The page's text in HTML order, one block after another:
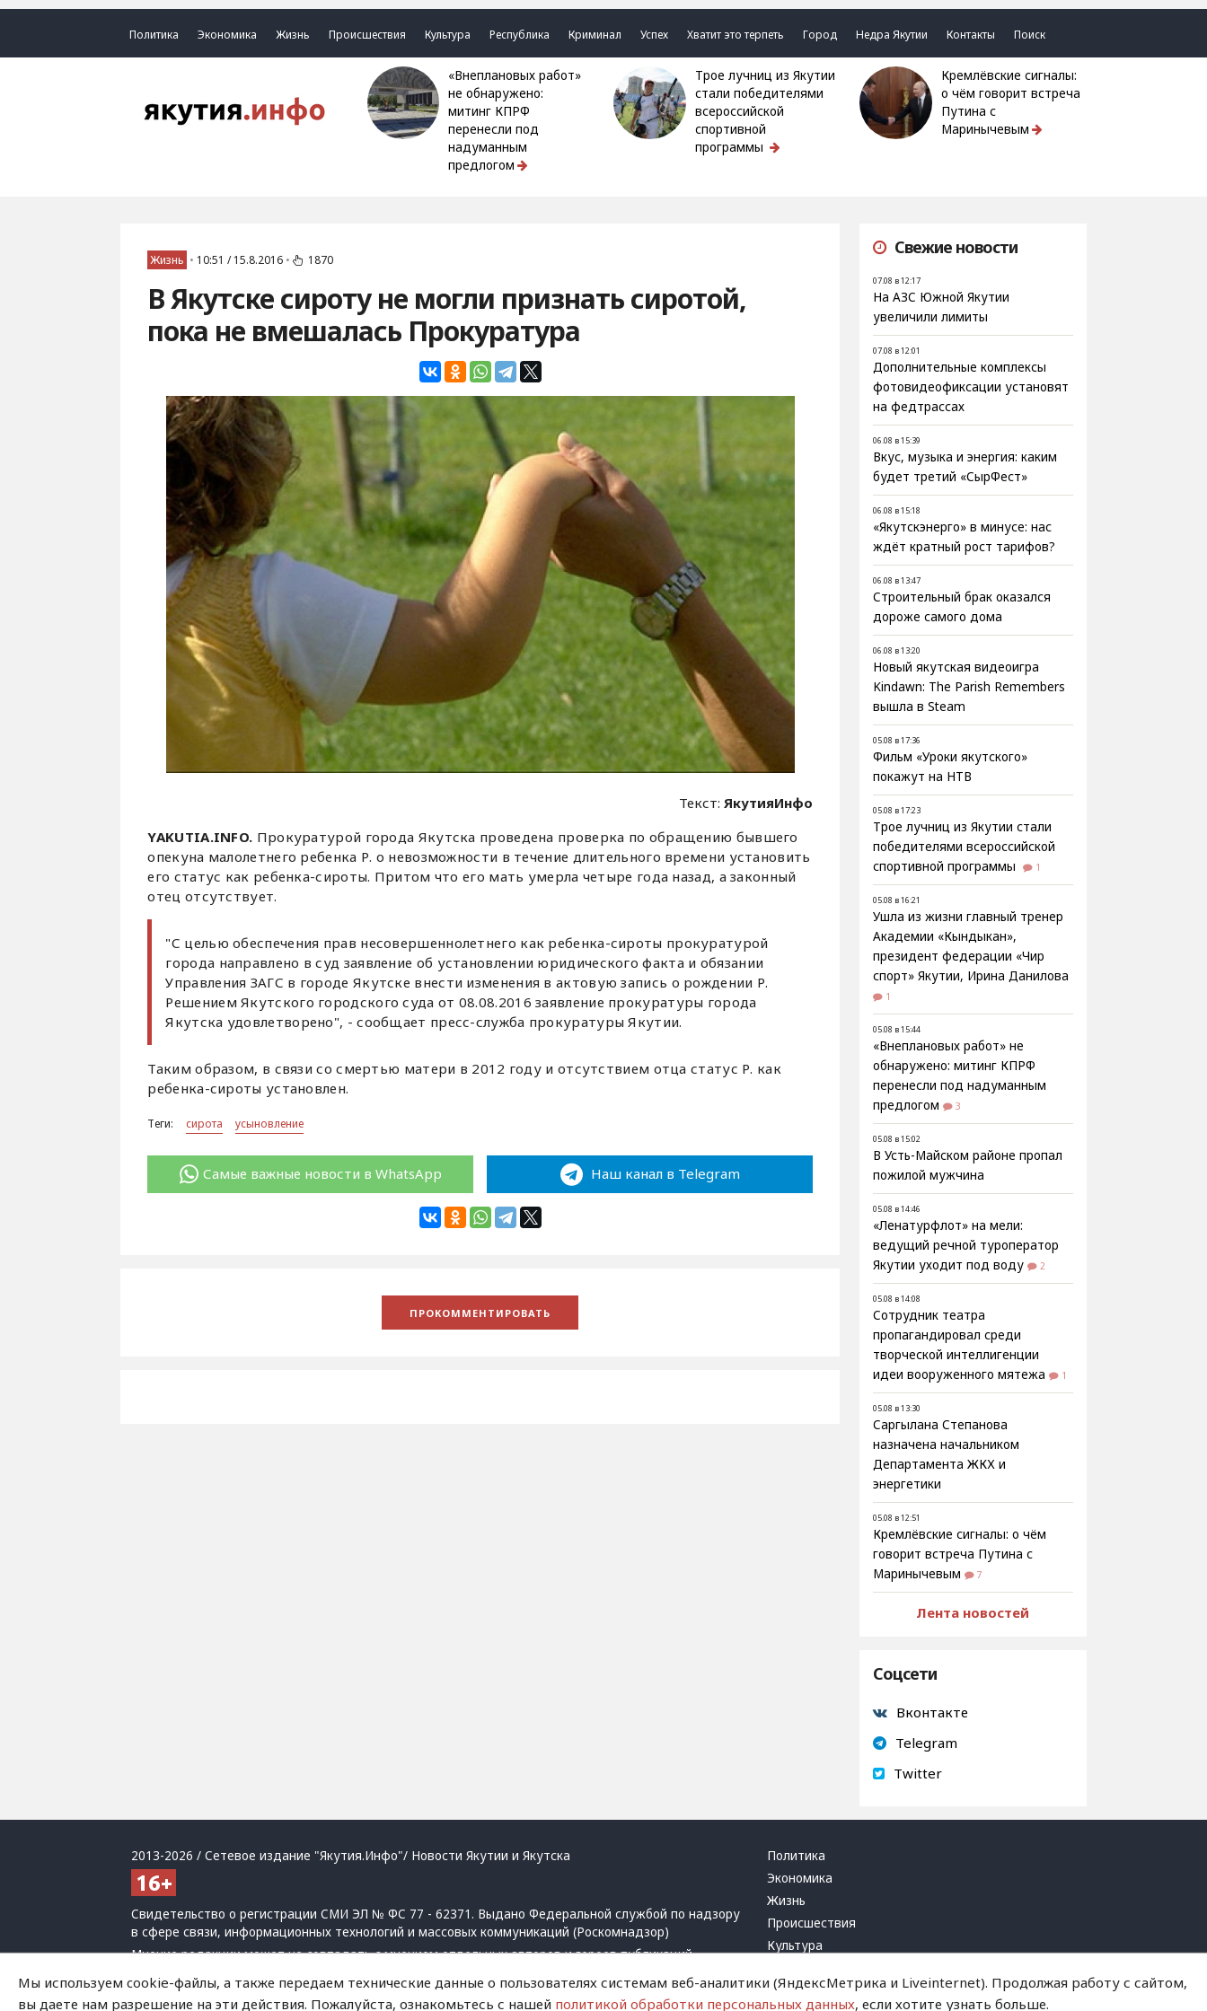
Политика Экономика Жизнь Происшествия Культура Республика Криминал Успех Хватит это терпеть Город Недра Якутии Контакты Поиск
«Внеплановых работ»
не обнаружено:
митинг КПРФ
перенесли под
надуманным
предлогом
Трое лучниц из Якутии
стали победителями
всероссийской
спортивной
программы
Кремлёвские сигналы:
о чём говорит встреча
Путина с
Маринычевым
Жизнь • 10:51 / 15.8.2016 • 1870
В Якутске сироту не могли признать сиротой,
пока не вмешалась Прокуратура
Текст:ЯкутияИнфо
YAKUTIA.INFO. Прокуратурой города Якутска проведена проверка по обращению бывшего
опекуна малолетнего ребенка Р. о невозможности в течение длительного времени установить
его статус как ребенка-сироты. Притом что его мать умерла четыре года назад, а законный
отец отсутствует.
"С целью обеспечения прав несовершеннолетнего как ребенка-сироты прокуратурой
города направлено в суд заявление об установлении юридического факта и обязании
Управления ЗАГС в городе Якутске внести изменения в актовую запись о рождении Р.
Решением Якутского городского суда от 08.08.2016 заявление прокуратуры города
Якутска удовлетворено", - сообщает пресс-служба прокуратуры Якутии.
Таким образом, в связи со смертью матери в 2012 году и отсутствием отца статус Р. как
ребенка-сироты установлен.
Теги: сирота усыновление
Самые важные новости в WhatsApp Наш канал в Telegram
Свежие новости
07.08 в 12:17
На АЗС Южной Якутии
увеличили лимиты
07.08 в 12:01
Дополнительные комплексы
фотовидеофиксации установят
на федтрассах
06.08 в 15:39
Вкус, музыка и энергия: каким
будет третий «СырФест»
06.08 в 15:18
«Якутскэнерго» в минусе: нас
ждёт кратный рост тарифов?
06.08 в 13:47
Строительный брак оказался
дороже самого дома
06.08 в 13:20
Новый якутская видеоигра
Kindawn: The Parish Remembers
вышла в Steam
05.08 в 17:36
Фильм «Уроки якутского»
покажут на НТВ
05.08 в 17:23
Трое лучниц из Якутии стали
победителями всероссийской
спортивной программы
1
05.08 в 16:21
Ушла из жизни главный тренер
Академии «Кындыкан»,
президент федерации «Чир
спорт» Якутии, Ирина Данилова
1
05.08 в 15:44
«Внеплановых работ» не
обнаружено: митинг КПРФ
перенесли под надуманным
предлогом
3
05.08 в 15:02
В Усть-Майском районе пропал
пожилой мужчина
05.08 в 14:46
«Ленатурфлот» на мели:
ведущий речной туроператор
Якутии уходит под воду
2
05.08 в 14:08
Сотрудник театра
пропагандировал среди
творческой интеллигенции
идеи вооруженного мятежа
1
05.08 в 13:30
Саргылана Степанова
назначена начальником
Департамента ЖКХ и
энергетики
05.08 в 12:51
Кремлёвские сигналы: о чём
говорит встреча Путина с
Маринычевым
7
Лента новостей
Соцсети
Вконтакте
Telegram
Twitter
2013-2026 / Сетевое издание "Якутия.Инфо"/ Новости Якутии и Якутска
Свидетельство о регистрации СМИ ЭЛ № ФС 77 - 62371. Выдано Федеральной службой по надзору
в сфере связи, информационных технологий и массовых коммуникаций (Роскомнадзор)
Мнение редакции может не совпадать с мнением отдельных авторов и героев публикаций.
При использовании материалов обязательна активная ссылка на сайт.
Политика обработки персональных данных
Политика
Экономика
Жизнь
Происшествия
Культура
Криминал
Мы используем cookie-файлы, а также передаем технические данные о пользователях системам веб-аналитики (ЯндексМетрика и Liveinternet). Продолжая работу с сайтом,
вы даете нам разрешение на эти действия. Пожалуйста, ознакомьтесь с нашей политикой обработки персональных данных, если хотите узнать больше.